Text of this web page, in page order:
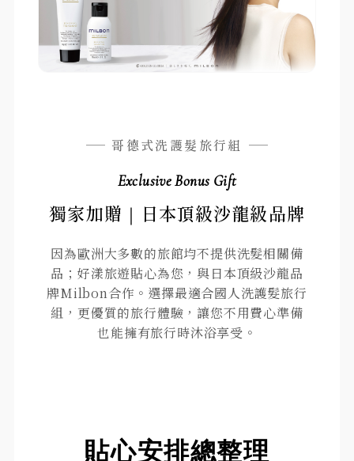
哥德式洗護髮旅行組
Exclusive Bonus Gift
獨家加贈｜日本頂級沙龍級品牌
因為歐洲大多數的旅館均不提供洗髮相關備
品；好漾旅遊貼心為您，與日本頂級沙龍品
牌Milbon合作。選擇最適合國人洗護髮旅行
組，更優質的旅行體驗，讓您不用費心準備
也能擁有旅行時沐浴享受。
貼心安排總整理